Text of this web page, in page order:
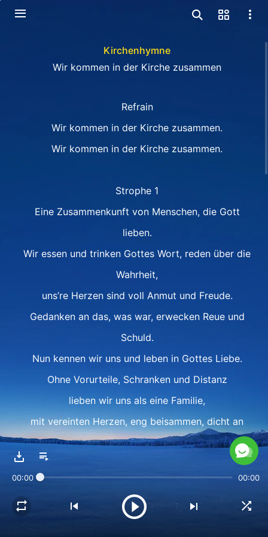
Kirchenhymne
Wir kommen in der Kirche zusammen
Refrain
Wir kommen in der Kirche zusammen.
Wir kommen in der Kirche zusammen.
Strophe 1
Eine Zusammenkunft von Menschen, die Gott
lieben.
Wir essen und trinken Gottes Wort, reden über die
Wahrheit,
uns’re Herzen sind voll Anmut und Freude.
Gedanken an das, was war, erwecken Reue und
Schuld.
Nun kennen wir uns und leben in Gottes Liebe.
Ohne Vorurteile, Schranken und Distanz
lieben wir uns als eine Familie,
mit vereinten Herzen, eng beisammen, dicht an
dicht.
Wir kommen in der Kirche zusammen.
00:00 00:00